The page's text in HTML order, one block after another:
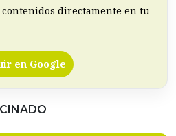
directamente en tu
en Google